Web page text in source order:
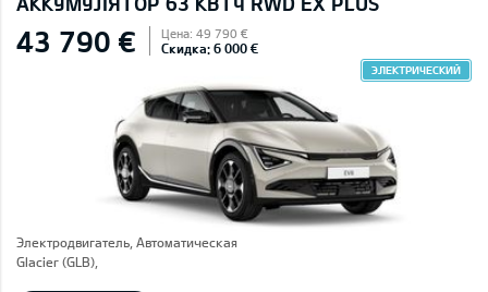
43 790 € Цена: 49 790 €
Скидка: 6 000 €
ЭЛЕКТРИЧЕСКИЙ
Электродвигатель, Автоматическая
Glacier (GLB),